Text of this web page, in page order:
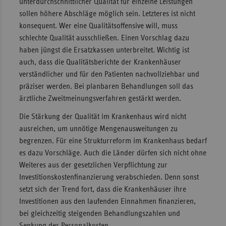
sollen höhere Abschläge möglich sein. Letzteres ist nicht
konsequent. Wer eine Qualitätsoffensive will, muss
schlechte Qualität ausschließen. Einen Vorschlag dazu
haben jüngst die Ersatzkassen unterbreitet. Wichtig ist
auch, dass die Qualitätsberichte der Krankenhäuser
verständlicher und für den Patienten nachvollziehbar und
präziser werden. Bei planbaren Behandlungen soll das
ärztliche Zweitmeinungsverfahren gestärkt werden.
Die Stärkung der Qualität im Krankenhaus wird nicht
ausreichen, um unnötige Mengenausweitungen zu
begrenzen. Für eine Strukturreform im Krankenhaus bedarf
es dazu Vorschläge. Auch die Länder dürfen sich nicht ohne
Weiteres aus der gesetzlichen Verpflichtung zur
Investitionskostenfinanzierung verabschieden. Denn sonst
setzt sich der Trend fort, dass die Krankenhäuser ihre
Investitionen aus den laufenden Einnahmen finanzieren,
bei gleichzeitig steigenden Behandlungszahlen und